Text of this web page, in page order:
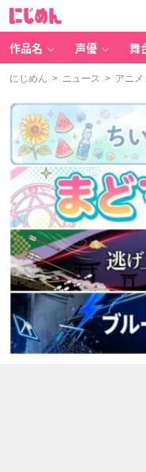
作品名 声優 舞
にじめん > ニュース > アニメ